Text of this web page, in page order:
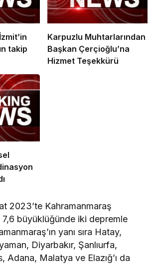
takip
Karpuzlu Muhtarlarından
Başkan Çerçioğlu’na
Hizmet Teşekkürü
2023’te Kahramanmaraş
7,6 büyüklüğünde iki depremle
yanı sıra Hatay,
Diyarbakır, Şanlıurfa,
Adana, Malatya ve Elazığ’ı da